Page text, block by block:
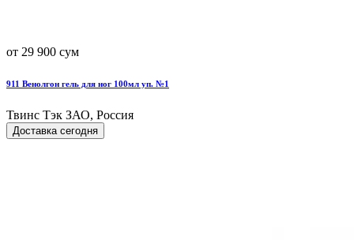
от 29 900 сум
911 Венолгон гель для ног 100мл уп. №1
Твинс Тэк ЗАО, Россия
Доставка сегодня